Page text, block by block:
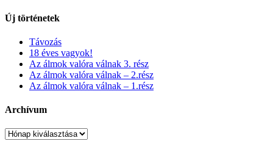
Új történetek
Távozás
18 éves vagyok!
Az álmok valóra válnak 3. rész
Az álmok valóra válnak – 2.rész
Az álmok valóra válnak – 1.rész
Archívum